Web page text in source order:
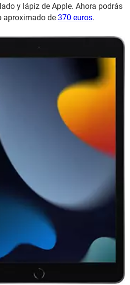
y lápiz de Apple. Ahora podrás
aproximado de 370 euros.